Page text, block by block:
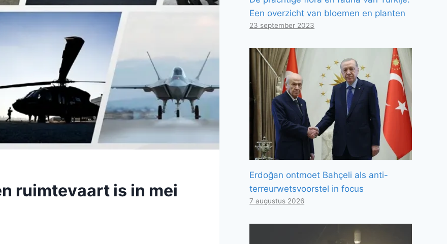
ruimtevaart is in mei
Een overzicht van bloemen en planten
23 september 2023
Erdoğan ontmoet Bahçeli als anti-
terreurwetsvoorstel in focus
7 augustus 2026